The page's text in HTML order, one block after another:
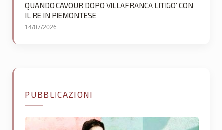
QUANDO CAVOUR DOPO VILLAFRANCA LITIGO’ CON
IL RE IN PIEMONTESE
14/07/2026
PUBBLICAZIONI